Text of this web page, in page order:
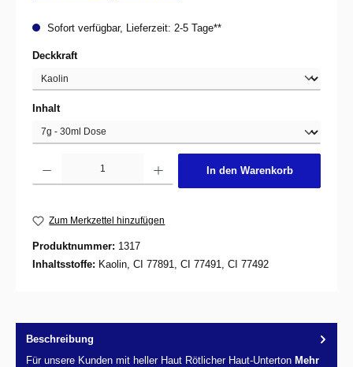
Sofort verfügbar, Lieferzeit: 2-5 Tage**
Deckkraftauswählen
Inhaltauswählen
In den Warenkorb
Zum Merkzettel hinzufügen
Produktnummer: 1317
Inhaltsstoffe: Kaolin, CI 77891, CI 77491, CI 77492
Beschreibung
Für unsere Kunden mit heller Haut Rötlicher Haut-Unterton Mehr